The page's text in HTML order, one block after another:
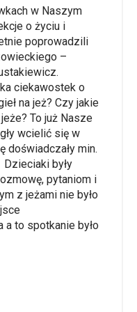
w Naszym
o życiu i
poprowadzili
–
ciekawostek o
na jeż? Czy jakie
To już Nasze
wcielić się w
doświadczały min.
były
pytaniom i
z jeżami nie było
to spotkanie było